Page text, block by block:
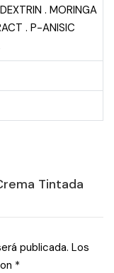
. MORINGA
. P-ANISIC
Tintada
publicada. Los
*